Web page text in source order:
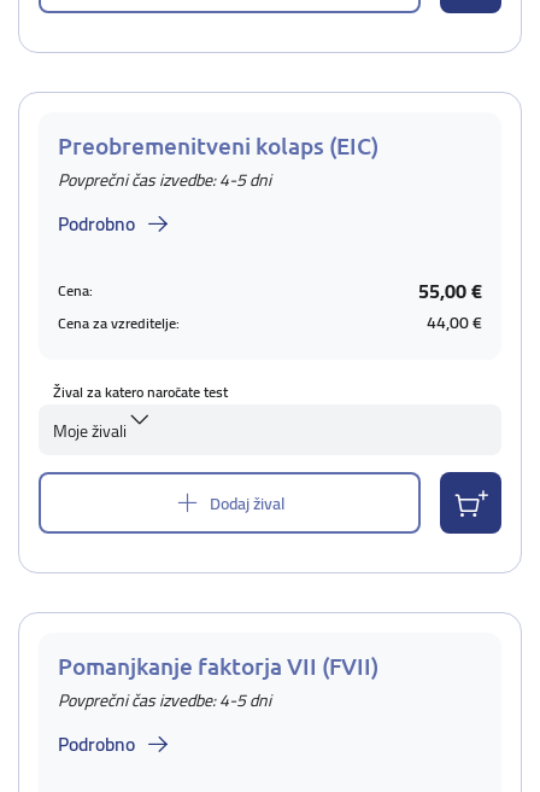
Preobremenitveni kolaps (EIC)
Povprečni čas izvedbe: 4-5 dni
Podrobno
Cena: 55,00 €
Cena za vzreditelje: 44,00 €
Žival za katero naročate test
Moje živali
Dodaj žival
Pomanjkanje faktorja VII (FVII)
Povprečni čas izvedbe: 4-5 dni
Podrobno